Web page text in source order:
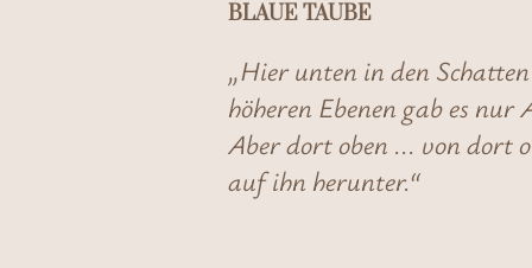
BLAUE TAUBE
„Hier unten in den
höheren Ebenen gab es
Aber dort oben ... von dort
auf ihn herunter.“